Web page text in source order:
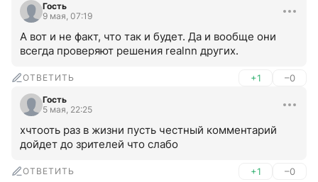
Гость
9 мая, 07:19
А вот и не факт, что так и будет. Да и вообще они
всегда проверяют решения realnn других.
ОТВЕТИТЬ +1 –0
Гость
5 мая, 22:25
хчтооть раз в жизни пусть честный комментарий
дойдет до зрителей что слабо
ОТВЕТИТЬ +1 –0